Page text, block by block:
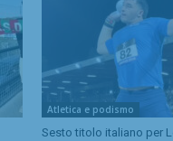
Atletica e podismo
Sesto titolo italiano per